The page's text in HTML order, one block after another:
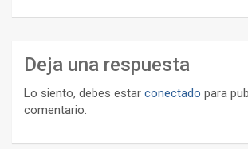
Deja una respuesta
Lo siento, debes estar conectado para
comentario.